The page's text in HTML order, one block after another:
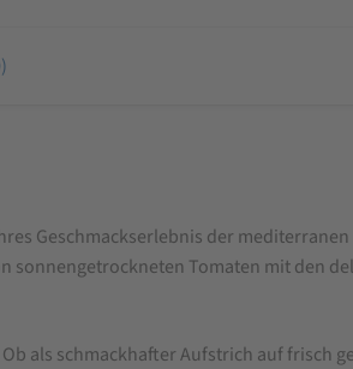
Geschmackserlebnis der
Tomaten mit den
als schmackhafter Aufstrich auf frisch